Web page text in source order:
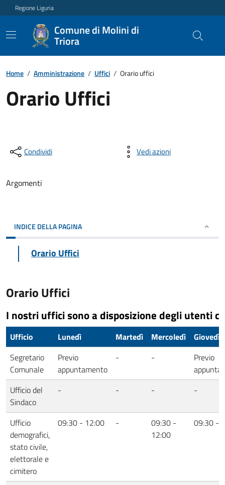
Regione Liguria
Comune di Molini di
Triora
Home / Amministrazione / Uffici / Orario uffici
Orario Uffici
Condividi Vedi azioni
Argomenti
INDICE DELLA PAGINA
Orario Uffici
Orario Uffici
I nostri uffici sono a disposizione degli utenti
Ufficio Lunedì Martedì Mercoledì
Giovedì
Segretario
Comunale
Previo
appuntamento
- -
Previo
Ufficio del
Sindaco
- - - -
Ufficio
demografici,
stato civile,
elettorale e
cimitero
09:30 - 12:00 -
09:30 -
12:00
09:30 -